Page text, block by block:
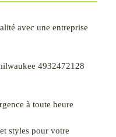
avec une entreprise
4932472128
à toute heure
styles pour votre